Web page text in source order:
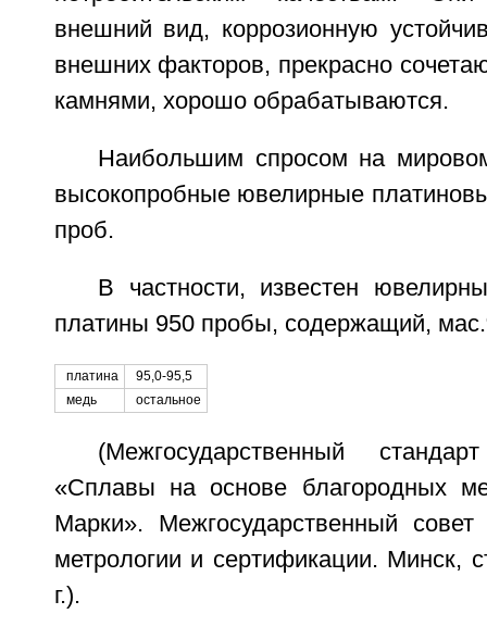
внешний вид, коррозионную
внешних факторов, прекрасно
камнями, хорошо обрабатываются.
Наибольшим спросом на
высокопробные ювелирные
проб.
В частности, известен
платины 950 пробы, содержащий,
платина
95,0-95,5
медь
остальное
(Межгосударственный
«Сплавы на основе благородных
Марки». Межгосударственный совет
метрологии и сертификации. Минск,
г.).